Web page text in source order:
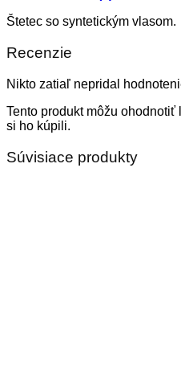
Štetec so syntetickým vlasom.
Recenzie
Nikto zatiaľ nepridal
Tento produkt môžu
si ho kúpili.
Súvisiace produkty